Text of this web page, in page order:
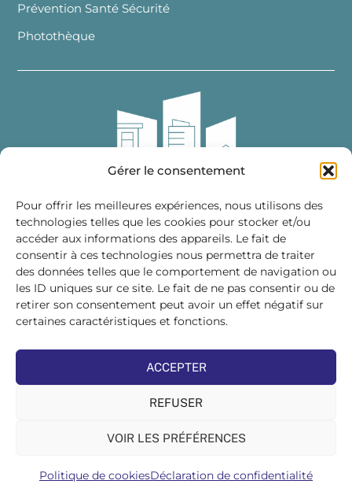
Gérer le consentement
Pour offrir les meilleures expériences, nous utilisons des
technologies telles que les cookies pour stocker et/ou
accéder aux informations des appareils. Le fait de
consentir à ces technologies nous permettra de traiter
des données telles que le comportement de navigation ou
les ID uniques sur ce site. Le fait de ne pas consentir ou de
retirer son consentement peut avoir un effet négatif sur
certaines caractéristiques et fonctions.
ACCEPTER
REFUSER
VOIR LES PRÉFÉRENCES
Politique de cookiesDéclaration de confidentialité
Prévention Santé Sécurité
Photothèque
Fédération des Distributeurs
de Matériaux de Construction
215 bis, boulevard Saint-Germain
75007 PARIS
Tél : 01 45 48 28 44
Suivez-nous sur les réseaux sociaux :